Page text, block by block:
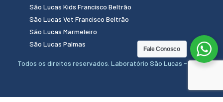
São Lucas Kids Francisco Beltrão
São Lucas Vet Francisco Beltrão
São Lucas Marmeleiro
São Lucas Palmas
Todos os direitos reservados. Laboratório São Lucas - 2024.
Fale Conosco